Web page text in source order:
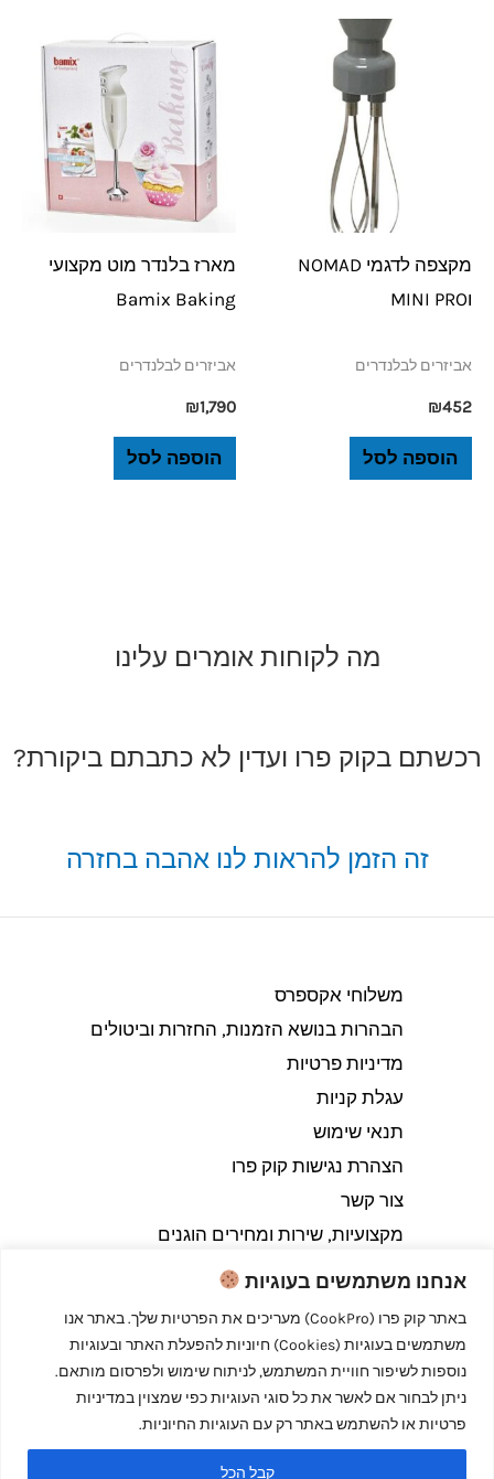
אנחנו משתמשים בעוגיות
באתר קוק פרו (CookPro) מעריכים את הפרטיות שלך. באתר אנו
משתמשים בעוגיות (Cookies) חיוניות להפעלת האתר ובעוגיות
נוספות לשיפור חוויית המשתמש, לניתוח שימוש ולפרסום מותאם.
ניתן לבחור אם לאשר את כל סוגי העוגיות כפי שמצוין במדיניות
פרטיות או להשתמש באתר רק עם העוגיות החיוניות.
קבל הכל
מקצפה לדגמי NOMAD
וMINI PRO
אביזרים לבלנדרים
₪452
הוספה לסל
מארז בלנדר מוט מקצועי
Bamix Baking
אביזרים לבלנדרים
₪1,790
הוספה לסל
מה לקוחות אומרים עלינו
רכשתם בקוק פרו ועדין לא כתבתם ביקורת?
זה הזמן להראות לנו אהבה בחזרה
משלוחי אקספרס
הבהרות בנושא הזמנות, החזרות וביטולים​
מדיניות פרטיות
עגלת קניות
תנאי שימוש
הצהרת נגישות קוק פרו
צור קשר
מקצועיות, שירות ומחירים הוגנים
Copyright © 2026 קוק פרו - לבשל כמו מקצוענים